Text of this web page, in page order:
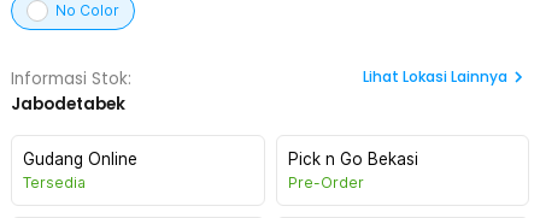
No Color
Informasi Stok:
Jabodetabek
Lihat Lokasi Lainnya
Gudang Online
Tersedia
Pick n Go Bekasi
Pre-Order